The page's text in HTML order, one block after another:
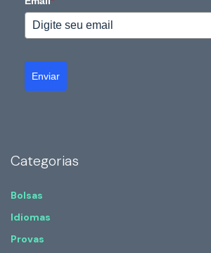
Enviar
Categorias
Bolsas
Idiomas
Provas